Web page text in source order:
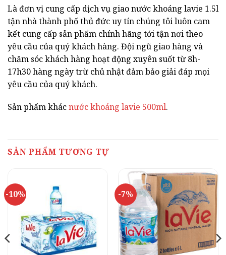
Là đơn vị cung cấp dịch vụ giao nước khoáng lavie 1.5l
tận nhà thành phố thủ đức uy tín chúng tôi luôn cam
kết cung cấp sản phẩm chính hãng tới tận nơi theo
yêu cầu của quý khách hàng. Đội ngũ giao hàng và
chăm sóc khách hàng hoạt động xuyên suốt từ 8h-
17h30 hàng ngày trừ chủ nhật đảm bảo giải đáp mọi
yêu cầu của quý khách.
Sản phẩm khácnước khoáng lavie 500ml.
SẢN PHẨM TƯƠNG TỰ
-10% -7%